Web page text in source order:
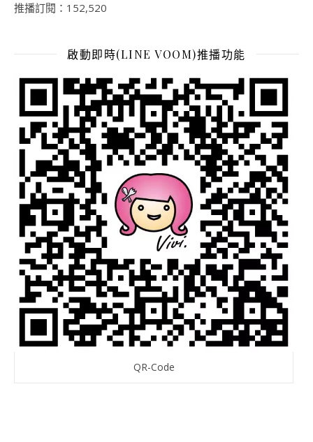
推播訂閱：152,520
啟動即時(LINE VOOM)推播功能
QR-Code